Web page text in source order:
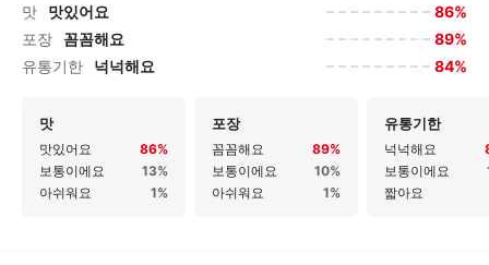
맛 맛있어요
86%
포장
꼼꼼해요
89%
유통기한
넉넉해요 84%
맛
맛있어요
86%
보통이에요
13%
아쉬워요
1%
포장
꼼꼼해요
89%
보통이에요
10%
아쉬워요
1%
유통기한
넉넉해요
보통이에요
짧아요